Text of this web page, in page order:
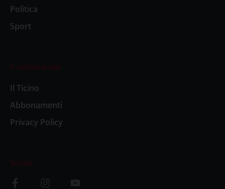
Politica
Sport
Il settimanale
Il Ticino
Abbonamenti
Privacy Policy
Social